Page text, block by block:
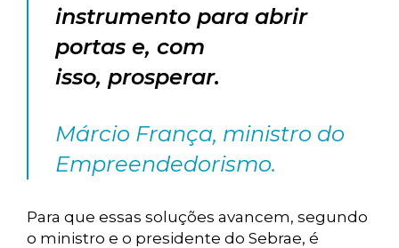
instrumento para abrir
portas e, com
isso, prosperar.
Márcio França, ministro do
Empreendedorismo.
Para que essas soluções avancem, segundo
o ministro e o presidente do Sebrae, é